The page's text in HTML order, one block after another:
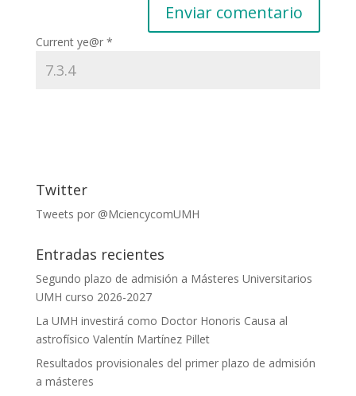
Current ye@r *
Twitter
Tweets por @MciencycomUMH
Entradas recientes
Segundo plazo de admisión a Másteres Universitarios
UMH curso 2026-2027
La UMH investirá como Doctor Honoris Causa al
astrofísico Valentín Martínez Pillet
Resultados provisionales del primer plazo de admisión
a másteres